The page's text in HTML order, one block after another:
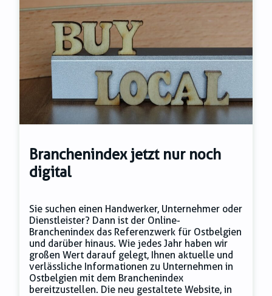
Branchenindex jetzt nur noch
digital
Sie suchen einen Handwerker, Unternehmer oder
Dienstleister? Dann ist der Online-
Branchenindex das Referenzwerk für Ostbelgien
und darüber hinaus. Wie jedes Jahr haben wir
großen Wert darauf gelegt, Ihnen aktuelle und
verlässliche Informationen zu Unternehmen in
Ostbelgien mit dem Branchenindex
bereitzustellen. Die neu gestaltete Website, in